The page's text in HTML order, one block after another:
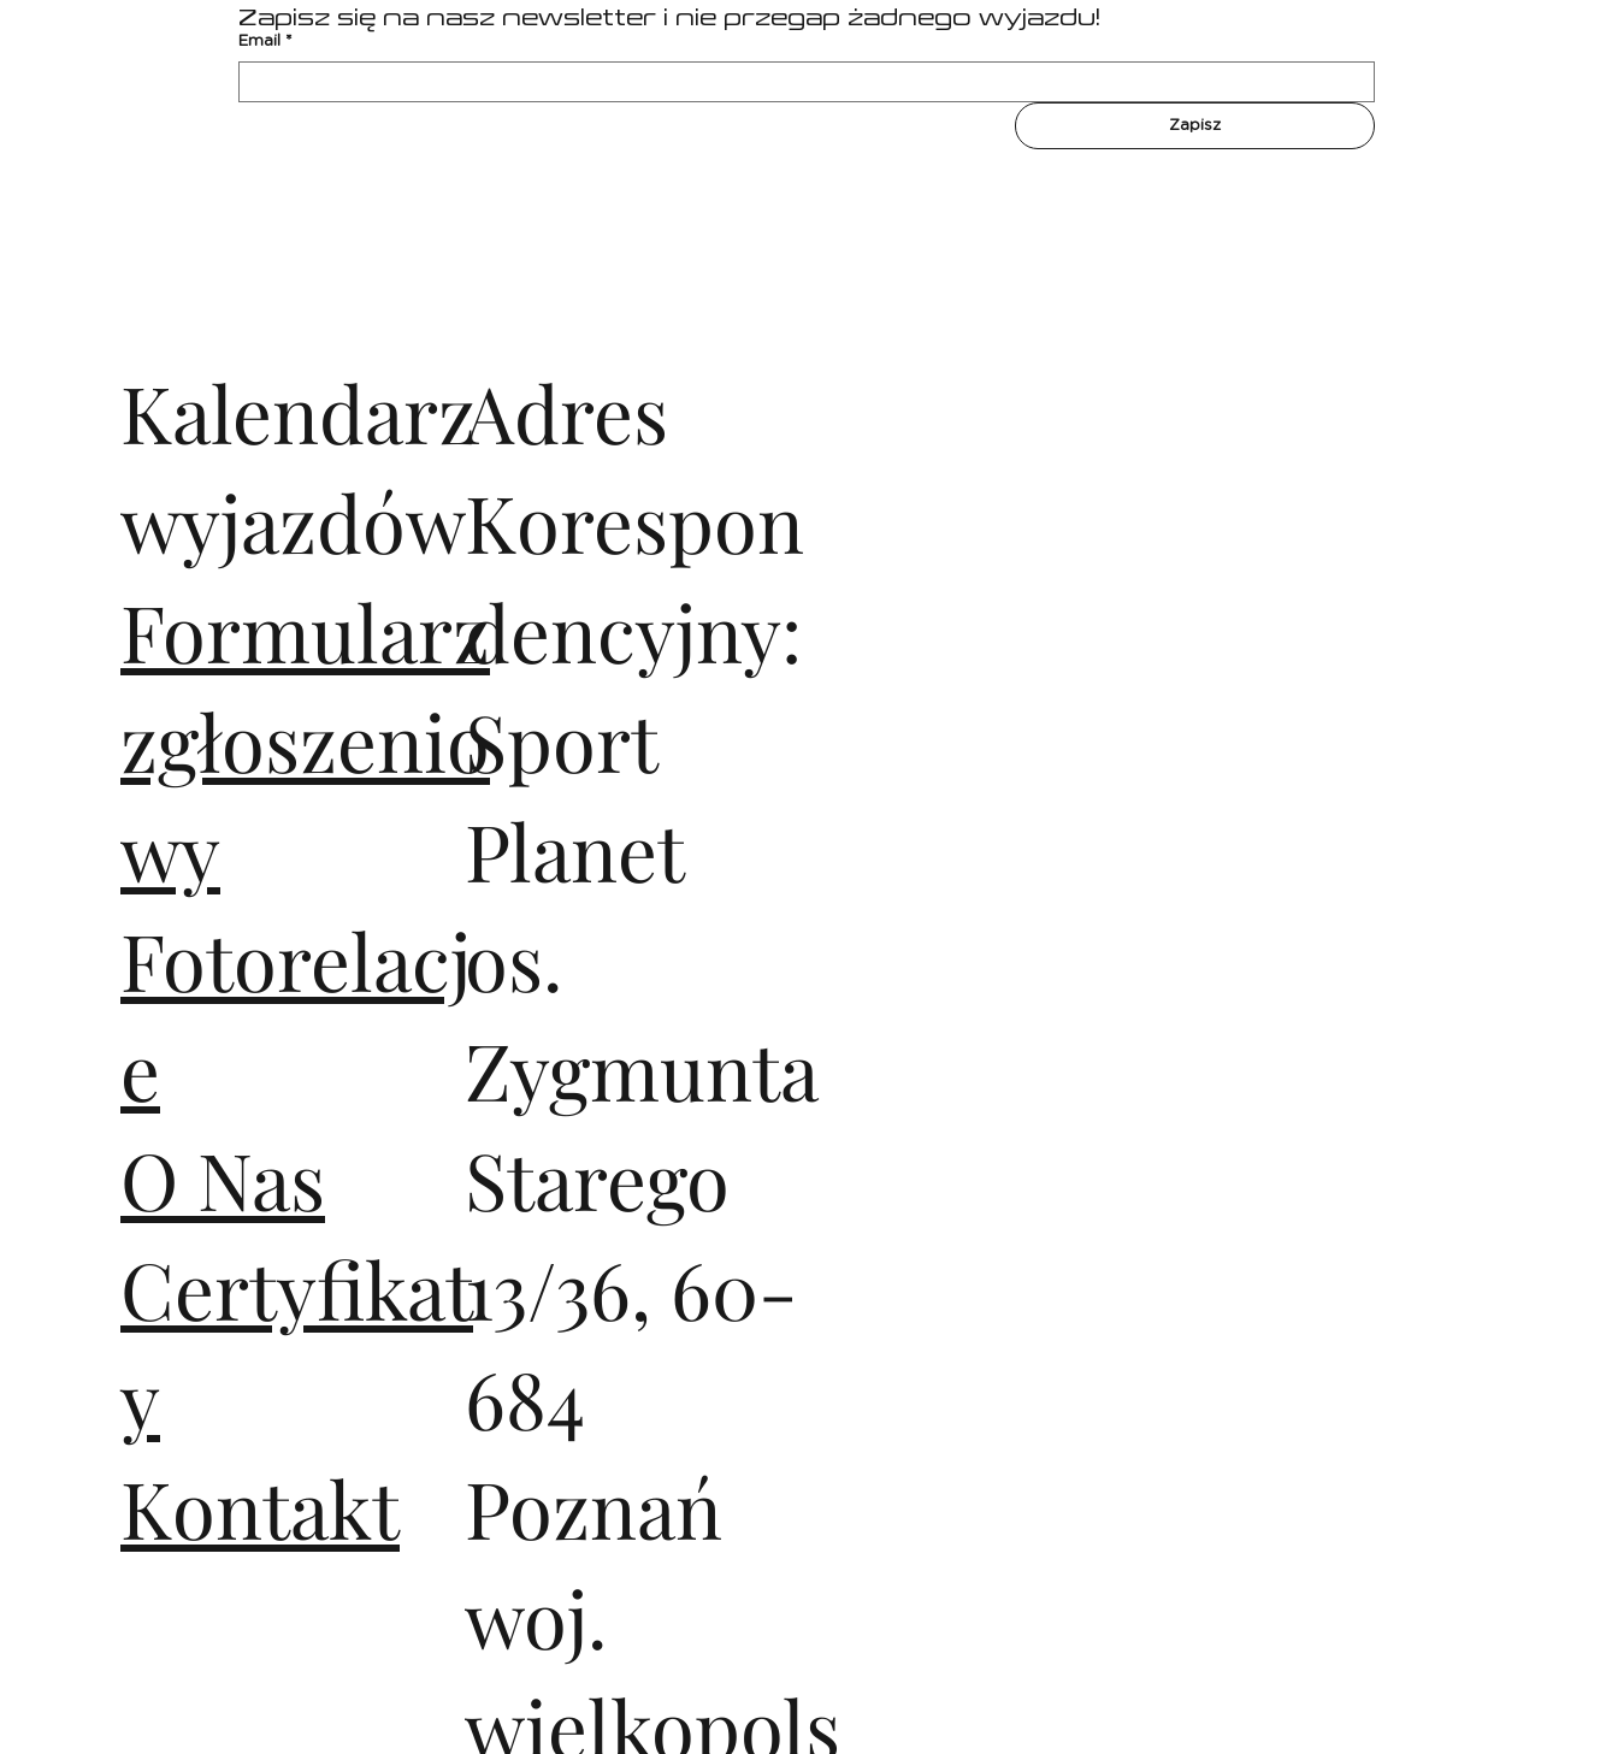
Zapisz się na nasz newsletter i nie przegap żadnego wyjazdu!
Email *
Zapisz
Kalendarz
wyjazdów
Formularz
zgłoszenio
wy
Fotorelacj
e
O Nas
Certyfikat
y
Kontakt
Adres
Korespon
dencyjny:
Sport
Planet
os.
Zygmunta
Starego
13/36, 60-
684
Poznań
woj.
wielkopols